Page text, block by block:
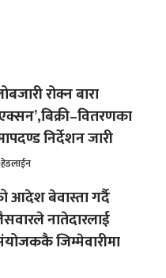
रोक्न बारा
निर्देशन जारी
हेडलाईन
आदेश बेवास्ता गर्दै
नातेदारलाई
जिम्मेवारीमा